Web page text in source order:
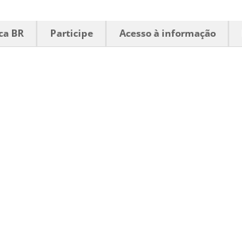
BR Participe Acesso à informação